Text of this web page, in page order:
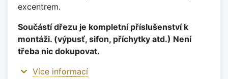
excentrem.
Součástí dřezu je kompletní příslušenství k
montáži. (výpusť, sifon, příchytky atd.) Není
třeba nic dokupovat.
expand_more Více informací